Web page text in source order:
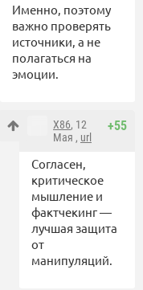
Именно, поэтому
важно проверять
источники, а не
полагаться на
эмоции.
+55
X86, 12
Мая , url
Согласен,
критическое
мышление и
фактчекинг —
лучшая защита
от
манипуляций.